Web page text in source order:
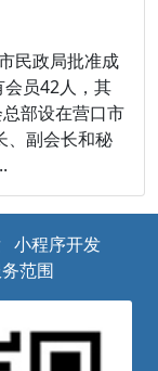
民政局批准成
员42人，其
部设在营口市
、副会长和秘
小程序开发
范围